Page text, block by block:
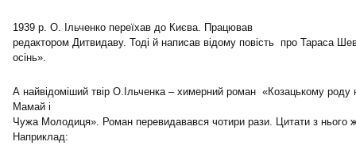
1939 р. О. Ільченко переїхав до Києва. Працював
редактором Дитвидаву. Тоді й написав відому повість про Тараса
осінь».
А найвідоміший твір О.Ільченка – химерний роман «Козацькому
Мамай і
Чужа Молодиця». Роман перевидавався чотири рази. Цитати з нього
Наприклад: